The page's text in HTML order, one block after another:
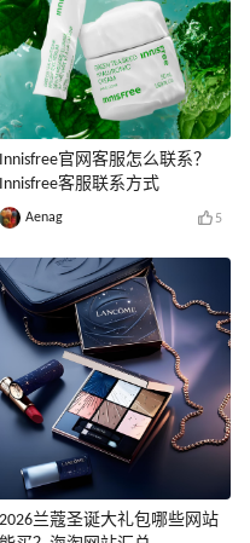
Innisfree官网客服怎么联系？
Innisfree客服联系方式
Aenag 5
2026兰蔻圣诞大礼包哪些网站